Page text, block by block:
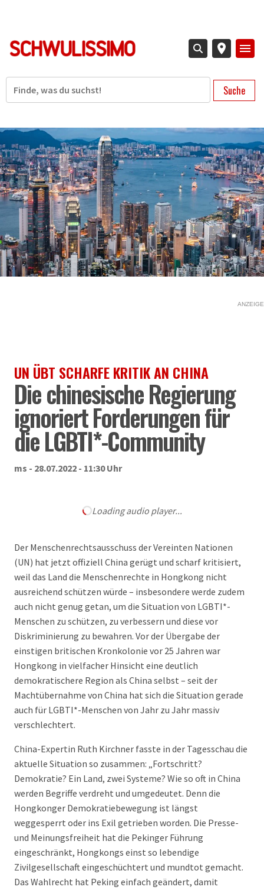
Suche
ANZEIGE
UN ÜBT SCHARFE KRITIK AN CHINA
Die chinesische Regierung
ignoriert Forderungen für
die LGBTI*-Community
ms - 28.07.2022 - 11:30 Uhr
Loading audio player...
Der Menschenrechtsausschuss der Vereinten Nationen
(UN) hat jetzt offiziell China gerügt und scharf kritisiert,
weil das Land die Menschenrechte in Hongkong nicht
ausreichend schützen würde – insbesondere werde zudem
auch nicht genug getan, um die Situation von LGBTI*-
Menschen zu schützen, zu verbessern und diese vor
Diskriminierung zu bewahren. Vor der Übergabe der
einstigen britischen Kronkolonie vor 25 Jahren war
Hongkong in vielfacher Hinsicht eine deutlich
demokratischere Region als China selbst – seit der
Machtübernahme von China hat sich die Situation gerade
auch für LGBTI*-Menschen von Jahr zu Jahr massiv
verschlechtert.
China-Expertin Ruth Kirchner fasste in der Tagesschau die
aktuelle Situation so zusammen: „Fortschritt?
Demokratie? Ein Land, zwei Systeme? Wie so oft in China
werden Begriffe verdreht und umgedeutet. Denn die
Hongkonger Demokratiebewegung ist längst
weggesperrt oder ins Exil getrieben worden. Die Presse-
und Meinungsfreiheit hat die Pekinger Führung
eingeschränkt, Hongkongs einst so lebendige
Zivilgesellschaft eingeschüchtert und mundtot gemacht.
Das Wahlrecht hat Peking einfach geändert, damit